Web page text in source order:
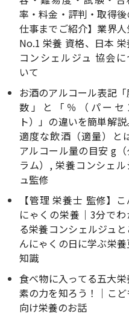
率・料金・評判・取得後
仕事までご紹介】業界
No.1 栄養 資格、日本 栄
コンシェルジュ 協会に
いて
お酒のアルコール表記「
数」と「％（パーセ
ト）」の違いを簡単解説
適度な飲酒（適量）と
アルコール量の目安 g（
ラム）, 栄養コンシェル
ュ監修
【管理 栄養士 監修】こ
にゃくの栄養｜3分でわ
る栄養コンシェルジュと
んにゃくの日に学ぶ栄養
知識
食べ物に入ってる五大栄
素の力を知ろう！｜こど
向け栄養のお話